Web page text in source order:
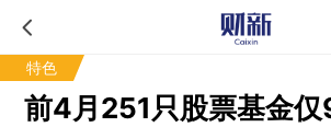
特色
前4月251只股票基金